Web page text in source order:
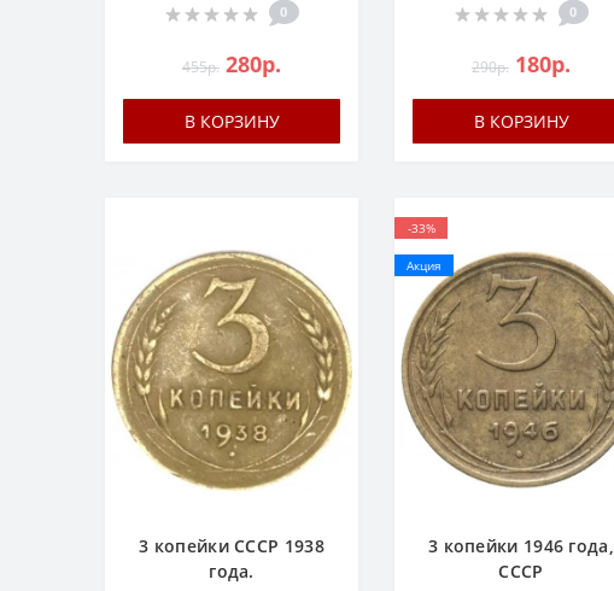
0
455р. 280р.
В КОРЗИНУ
0
290р. 180р.
В КОРЗИНУ
3 копейки СССР 1938
года.
-33%
Акция
3 копейки 1946 года,
СССР